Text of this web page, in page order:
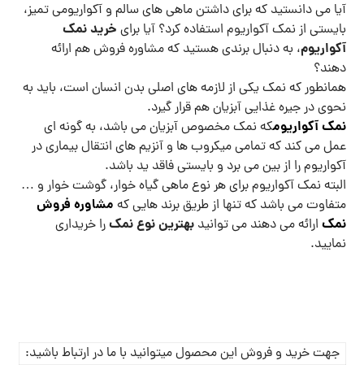
آیا می دانستید که برای داشتن ماهی های سالم و آکواریومی تمیز،
بایستی از نمک آکواریوم استفاده کرد؟ آیا برای خرید نمک
آکواریوم، به دنبال برندی هستید که مشاوره فروش هم ارائه
دهند؟
همانطور که نمک یکی از لازمه های اصلی بدن انسان است، باید به
نحوی در جیره غذایی آبزیان هم قرار گیرد.
نمک آکواریومکه نمک مخصوص آبزیان می باشد، به گونه ای
عمل می کند که تمامی میکروب ها و آنزیم های انتقال بیماری در
آکواریوم را از بین می برد و بایستی فاقد ید باشد.
البته نمک آکواریوم برای هر نوع ماهی گیاه خوار، گوشت خوار و …
متفاوت می باشد که تنها از طریق برند هایی که مشاوره فروش
نمک ارائه می دهند می توانیدبهترین نوع نمکرا خریداری
نمایید.
جهت خرید و فروش این محصول میتوانید با ما در ارتباط باشید: